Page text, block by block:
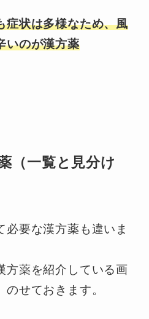
症状は多様なため、風
いのが漢方薬
（一覧と見分け
必要な漢方薬も違いま
方薬を紹介している画
せておきます。